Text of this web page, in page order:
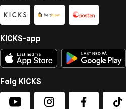
KICKS-app
Følg KICKS